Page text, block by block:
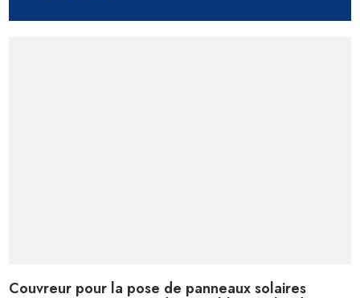
Couvreur pour la pose de panneaux solaires